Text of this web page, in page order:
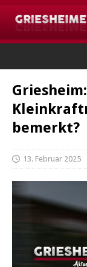
bemerkt?
13. Februar 2025